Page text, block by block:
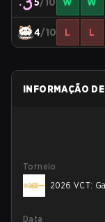
4/10 L L
INFORMAÇÃO
Torneio
2026 VCT:
Data